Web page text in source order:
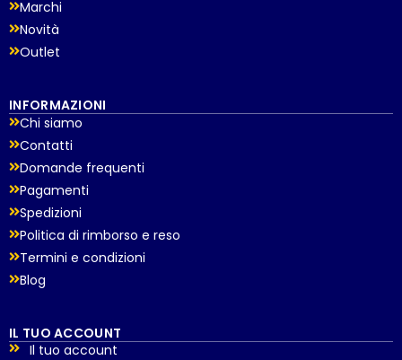
Marchi
Novità
Outlet
INFORMAZIONI
Chi siamo
Contatti
Domande frequenti
Pagamenti
Spedizioni
Politica di rimborso e reso
Termini e condizioni
Blog
IL TUO ACCOUNT
Il tuo account